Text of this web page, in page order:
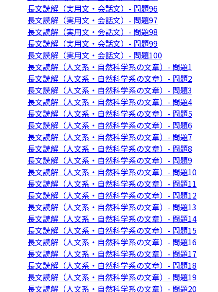
長文読解（実用文・会話文）- 問題96
長文読解（実用文・会話文）- 問題97
長文読解（実用文・会話文）- 問題98
長文読解（実用文・会話文）- 問題99
長文読解（実用文・会話文）- 問題100
長文読解（人文系・自然科学系の文章）- 問題1
長文読解（人文系・自然科学系の文章）- 問題2
長文読解（人文系・自然科学系の文章）- 問題3
長文読解（人文系・自然科学系の文章）- 問題4
長文読解（人文系・自然科学系の文章）- 問題5
長文読解（人文系・自然科学系の文章）- 問題6
長文読解（人文系・自然科学系の文章）- 問題7
長文読解（人文系・自然科学系の文章）- 問題8
長文読解（人文系・自然科学系の文章）- 問題9
長文読解（人文系・自然科学系の文章）- 問題10
長文読解（人文系・自然科学系の文章）- 問題11
長文読解（人文系・自然科学系の文章）- 問題12
長文読解（人文系・自然科学系の文章）- 問題13
長文読解（人文系・自然科学系の文章）- 問題14
長文読解（人文系・自然科学系の文章）- 問題15
長文読解（人文系・自然科学系の文章）- 問題16
長文読解（人文系・自然科学系の文章）- 問題17
長文読解（人文系・自然科学系の文章）- 問題18
長文読解（人文系・自然科学系の文章）- 問題19
長文読解（人文系・自然科学系の文章）- 問題20